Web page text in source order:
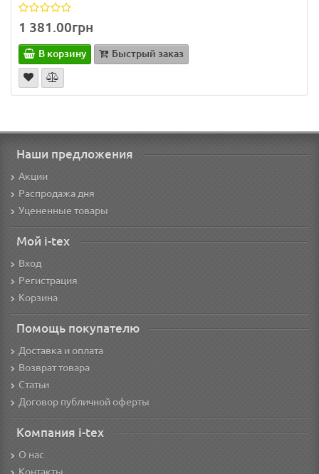
1 381.00грн
В корзину Быстрый заказ
Наши предложения
Акции
Распродажа дня
Уцененные товары
Мой i-tex
Вход
Регистрация
Корзина
Помощь покупателю
Доставка и оплата
Возврат товара
Статьи
Договор публичной оферты
Компания i-tex
О нас